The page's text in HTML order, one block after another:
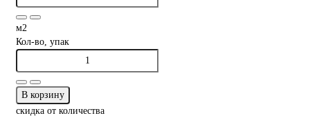
м2
Кол-во, упак
В корзину
скидка от количества